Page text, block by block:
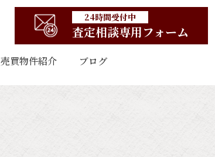
24時間受付中
査定相談専用フォーム
売買物件紹介 ブログ